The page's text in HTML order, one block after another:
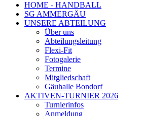
HOME - HANDBALL
SG AMMERGÄU
UNSERE ABTEILUNG
Über uns
Abteilungsleitung
Flexi-Fit
Fotogalerie
Termine
Mitgliedschaft
Gäuhalle Bondorf
AKTIVEN-TURNIER 2026
Turnierinfos
Anmeldung